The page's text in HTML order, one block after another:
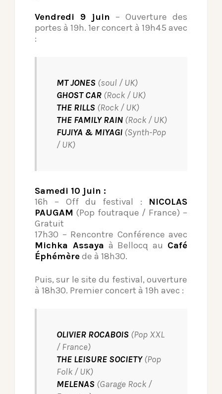
Vendredi 9 juin – Ouverture des
portes à 19h. 1er concert à 19h45 avec
:
MT JONES (soul / UK)
GHOST CAR (Rock / UK)
THE RILLS (Rock / UK)
THE FAMILY RAIN (Rock / UK)
FUJIYA & MIYAGI (Synth-Pop
/ UK)
Samedi 10 juin :
16h – Off du festival : NICOLAS
PAUGAM (Pop foutraque / France) –
Gratuit
17h30 – Rencontre Conférence avec
Michka Assaya à Bellocq au Café
Éphémèrede à 18h30.
Puis, sur le site du festival, ouverture
à 18h30. Premier concert à 19h avec :
OLIVIER ROCABOIS (Pop XXL
/ France)
THE LEISURE SOCIETY(Pop
Folk / UK)
MELENAS (Garage Rock /